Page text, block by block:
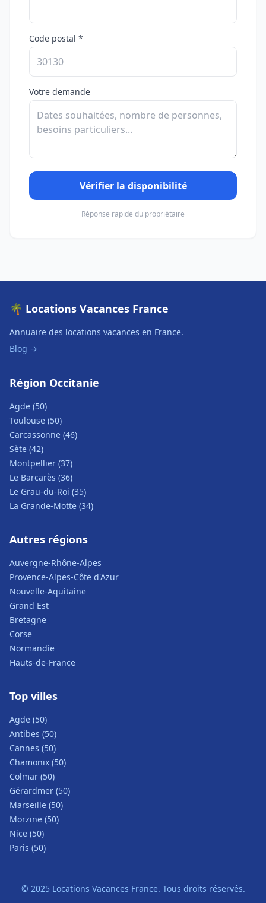
Code postal *
Votre demande
Vérifier la disponibilité
Réponse rapide du propriétaire
🌴 Locations Vacances France
Annuaire des locations vacances en France.
Blog →
Région Occitanie
Agde (50)
Toulouse (50)
Carcassonne (46)
Sète (42)
Montpellier (37)
Le Barcarès (36)
Le Grau-du-Roi (35)
La Grande-Motte (34)
Autres régions
Auvergne-Rhône-Alpes
Provence-Alpes-Côte d'Azur
Nouvelle-Aquitaine
Grand Est
Bretagne
Corse
Normandie
Hauts-de-France
Top villes
Agde (50)
Antibes (50)
Cannes (50)
Chamonix (50)
Colmar (50)
Gérardmer (50)
Marseille (50)
Morzine (50)
Nice (50)
Paris (50)
© 2025 Locations Vacances France. Tous droits réservés.